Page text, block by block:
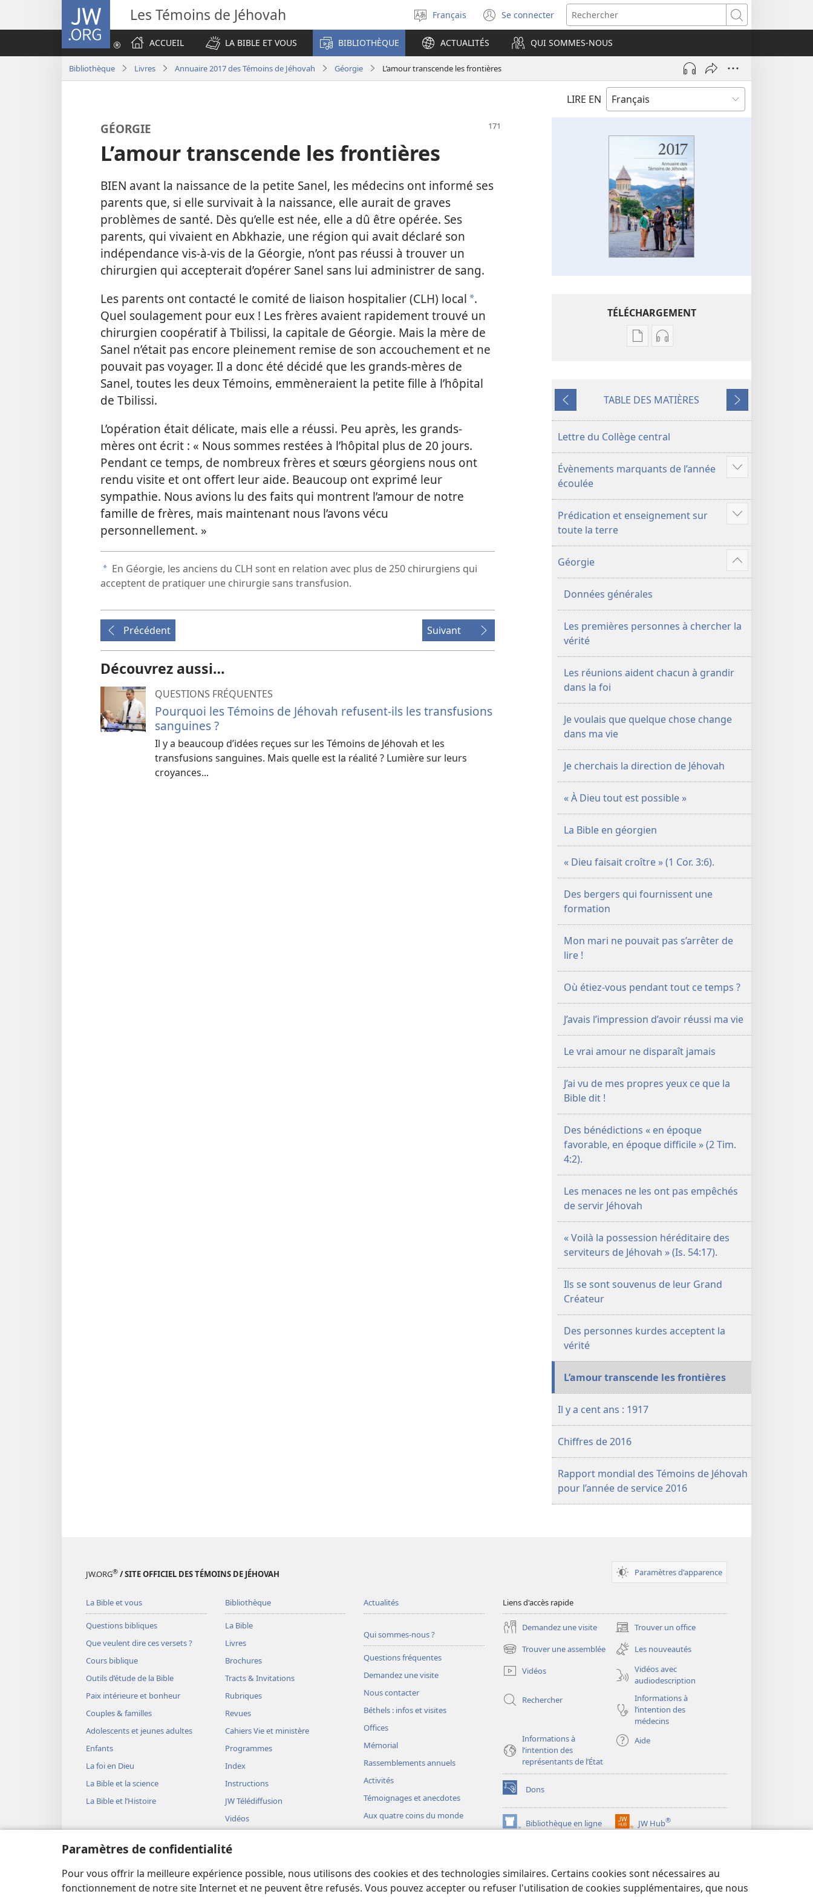
Paramètres de confidentialité
Pour vous offrir la meilleure expérience possible, nous utilisons des cookies et des technologies similaires. Certains cookies sont nécessaires au
fonctionnement de notre site Internet et ne peuvent être refusés. Vous pouvez accepter ou refuser l'utilisation de cookies supplémentaires, que nous
JW.ORG Les Témoins de Jéhovah
Sélectionner
la
langue
Français Se connecter
(ouvre
une
nouvelle
fenêtre)
Rechercher
ACCUEIL
LA BIBLE ET VOUS BIBLIOTHÈQUE ACTUALITÉS QUI SOMMES-NOUS
Bibliothèque Livres Annuaire 2017 des Témoins de Jéhovah Géorgie L’amour transcende les frontières
LIRE EN
GÉORGIE
L’amour transcende les frontières
BIEN avant la naissance de la petite Sanel, les médecins ont informé ses
parents que, si elle survivait à la naissance, elle aurait de graves
problèmes de santé. Dès qu’elle est née, elle a dû être opérée. Ses
parents, qui vivaient en Abkhazie, une région qui avait déclaré son
indépendance vis-à-vis de la Géorgie, n’ont pas réussi à trouver un
chirurgien qui accepterait d’opérer Sanel sans lui administrer de sang.
Les parents ont contacté le comité de liaison hospitalier (CLH) local a.
Quel soulagement pour eux ! Les frères avaient rapidement trouvé un
chirurgien coopératif à Tbilissi, la capitale de Géorgie. Mais la mère de
Sanel n’était pas encore pleinement remise de son accouchement et ne
pouvait pas voyager. Il a donc été décidé que les grands-mères de
Sanel, toutes les deux Témoins, emmèneraient la petite fille à l’hôpital
de Tbilissi.
L’opération était délicate, mais elle a réussi. Peu après, les grands-
mères ont écrit : « Nous sommes restées à l’hôpital plus de 20 jours.
Pendant ce temps, de nombreux frères et sœurs géorgiens nous ont
rendu visite et ont offert leur aide. Beaucoup ont exprimé leur
sympathie. Nous avions lu des faits qui montrent l’amour de notre
famille de frères, mais maintenant nous l’avons vécu
personnellement. »
a En Géorgie, les anciens du CLH sont en relation avec plus de 250 chirurgiens qui
acceptent de pratiquer une chirurgie sans transfusion.
Précédent Suivant
Découvrez aussi…
QUESTIONS FRÉQUENTES
Pourquoi les Témoins de Jéhovah refusent-ils les transfusions
sanguines ?
Il y a beaucoup d’idées reçues sur les Témoins de Jéhovah et les
transfusions sanguines. Mais quelle est la réalité ? Lumière sur leurs
croyances...
TÉLÉCHARGEMENT
Options
publications
Annuaire 2017
des
de
Options
enregistrements
Annuaire 2017
des
de
Précédent
TABLE DES MATIÈRES
Suivant
Lettre du Collège central
Évènements marquants de l’année
écoulée
Voir
de
contenu
Prédication et enseignement sur
toute la terre
Voir
de
contenu
Géorgie
Voir
plus
contenu
Données générales
Les premières personnes à chercher la
vérité
Les réunions aident chacun à grandir
dans la foi
Je voulais que quelque chose change
dans ma vie
Je cherchais la direction de Jéhovah
« À Dieu tout est possible »
La Bible en géorgien
« Dieu faisait croître » (1 Cor. 3:6).
Des bergers qui fournissent une
formation
Mon mari ne pouvait pas s’arrêter de
lire !
Où étiez-​vous pendant tout ce temps ?
J’avais l’impression d’avoir réussi ma vie
Le vrai amour ne disparaît jamais
J’ai vu de mes propres yeux ce que la
Bible dit !
Des bénédictions « en époque
favorable, en époque difficile » (2 Tim.
4:2).
Les menaces ne les ont pas empêchés
de servir Jéhovah
« Voilà la possession héréditaire des
serviteurs de Jéhovah » (Is. 54:17).
Ils se sont souvenus de leur Grand
Créateur
Des personnes kurdes acceptent la
vérité
L’amour transcende les frontières
Il y a cent ans : 1917
Chiffres de 2016
Rapport mondial des Témoins de Jéhovah
pour l’année de service 2016
JW.ORG® / SITE OFFICIEL DES TÉMOINS DE JÉHOVAH Paramètres d'apparence
La Bible et vous
Questions bibliques
Que veulent dire ces versets ?
Cours biblique
Outils d’étude de la Bible
Paix intérieure et bonheur
Couples & familles
Adolescents et jeunes adultes
Enfants
La foi en Dieu
La Bible et la science
La Bible et l’Histoire
Bibliothèque
La Bible
Livres
Brochures
Tracts & Invitations
Rubriques
Revues
Cahiers Vie et ministère
Programmes
Index
Instructions
JW Télédiffusion
Vidéos
Représentations théâtrales
Lectures bibliques théâtrales
Actualités
Qui sommes-nous ?
Questions fréquentes
Demandez une visite
Nous contacter
Béthels : infos et visites
Offices
Mémorial
Rassemblements annuels
Activités
Témoignages et anecdotes
Aux quatre coins du monde
Liens d'accès rapide
Demandez une visite Trouver un office
(ouvre
une
nouvelle
fenêtre)
Trouver une assemblée
(ouvre
une
nouvelle
Les nouveautés
Vidéos
Vidéos avec
audiodescription
Rechercher
Informations à
l’intention des
médecins
Informations à
l’intention des
représentants de l’État
Aide
Dons
(ouvre
une
nouvelle
fenêtre)
Bibliothèque en ligne
(ouvre
JW Hub®
(ouvre